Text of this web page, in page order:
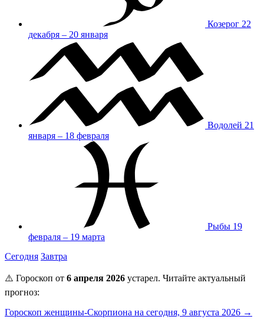
Козерог 22
декабря – 20 января
Водолей 21
января – 18 февраля
Рыбы 19
февраля – 19 марта
Сегодня Завтра
⚠️ Гороскоп от 6 апреля 2026 устарел. Читайте актуальный
прогноз:
Гороскоп женщины-Скорпиона на сегодня, 9 августа 2026 →